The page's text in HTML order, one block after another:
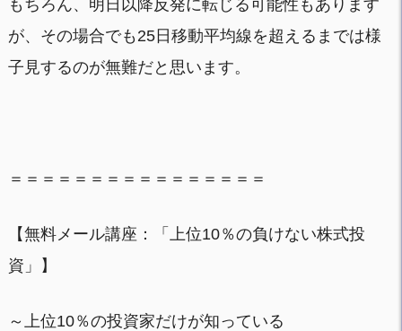
もちろん、明日以降反発に転じる可能性もあります
が、その場合でも25日移動平均線を超えるまでは様
子見するのが無難だと思います。
＝＝＝＝＝＝＝＝＝＝＝＝＝＝＝＝
【無料メール講座：「上位10％の負けない株式投
資」】
～上位10％の投資家だけが知っている